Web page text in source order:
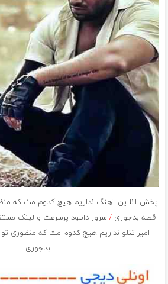
پخش آنلاین آهنگ نداریم هیچ کدوم مث که
قصه بدجوری/ سرور دانلود پرسرعت و لینک
امیر تتلو نداریم هیچ کدوم مث که منظوری
بدجوری